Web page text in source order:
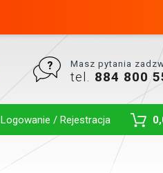
Masz pytania
tel. 884 800
Logowanie / Rejestracja